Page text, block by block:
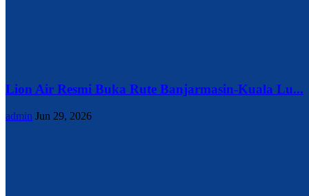
Lion Air Resmi Buka Rute Banjarmasin-Kuala Lu...
admin Jun 29, 2026